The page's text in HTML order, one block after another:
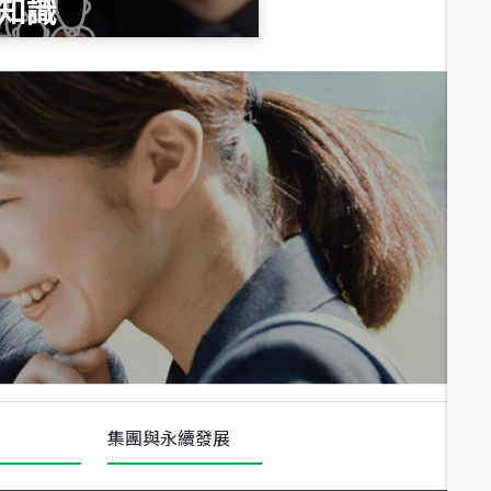
總價
1,020萬
總價
490萬
1,808
識
集團與永續發展